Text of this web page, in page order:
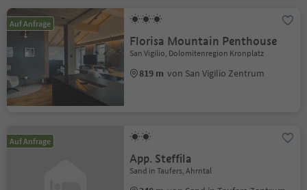
Auf Anfrage
Florisa Mountain Penthouse
San Vigilio, Dolomitenregion Kronplatz
819 m von San Vigilio Zentrum
Auf Anfrage
App. Steffila
Sand in Taufers, Ahrntal